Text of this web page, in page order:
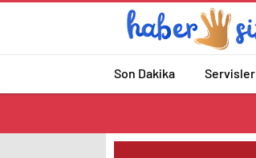
Son Dakika Servisler